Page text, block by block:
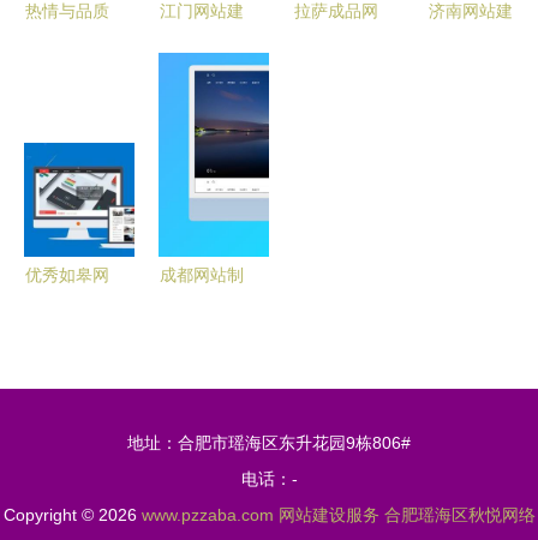
热情与品质
心价值
江门网站建
广东网站建
设价格与服
务全解析
拉萨成品网
济南网站建
优秀如皋网
成都网站制
深度解析
地址：合肥市瑶海区东升花园9栋806#
电话：-
Copyright © 2026 www.pzzaba.com 网站建设服务 合肥瑶海区秋悦网络